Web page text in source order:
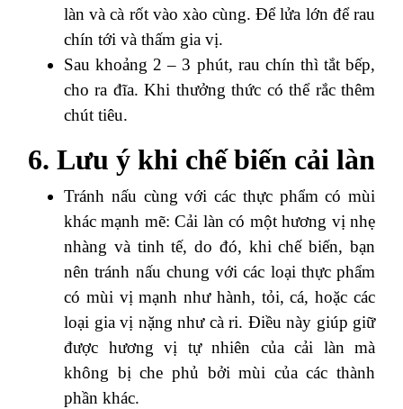
làn và cà rốt vào xào cùng. Để lửa lớn để rau
chín tới và thấm gia vị.
Sau khoảng 2 – 3 phút, rau chín thì tắt bếp,
cho ra đĩa. Khi thưởng thức có thể rắc thêm
chút tiêu.
6. Lưu ý khi chế biến cải làn
Tránh nấu cùng với các thực phẩm có mùi
khác mạnh mẽ: Cải làn có một hương vị nhẹ
nhàng và tinh tế, do đó, khi chế biến, bạn
nên tránh nấu chung với các loại thực phẩm
có mùi vị mạnh như hành, tỏi, cá, hoặc các
loại gia vị nặng như cà ri. Điều này giúp giữ
được hương vị tự nhiên của cải làn mà
không bị che phủ bởi mùi của các thành
phần khác.